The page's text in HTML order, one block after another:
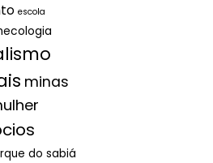
escola
minas
do sabiá